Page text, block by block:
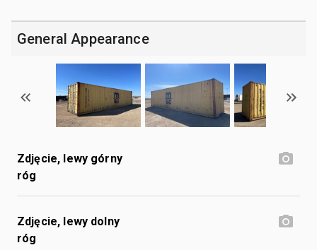
General Appearance
Zdjęcie, lewy górny
róg
Zdjęcie, lewy dolny
róg